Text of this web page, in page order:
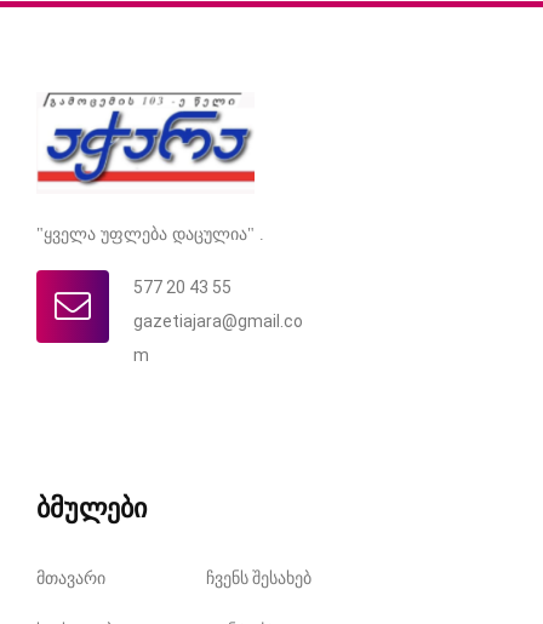
"ყველა უფლება დაცულია" .
577 20 43 55
gazetiajara@gmail.co
m
ბმულები
მთავარი ჩვენს შესახებ